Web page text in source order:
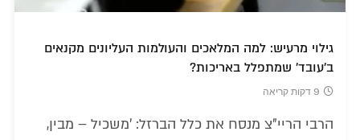
גילוי מרעיש: למה המלאכים והעולמות העליונים מקנאים
ב'עובד' שמתפלל באריכות?
9 דקות קריאה
הרבי הריי"צ מנסח את כלל הברזל: 'משכיל – מבין,